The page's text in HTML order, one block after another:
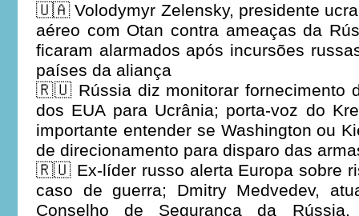
🇺🇦 Volodymyr Zelensky, presidente
aéreo com Otan contra ameaças da
ficaram alarmados após incursões
países da aliança
🇷🇺 Rússia diz monitorar fornecimento
dos EUA para Ucrânia; porta-voz do
importante entender se Washington ou
de direcionamento para disparo das
🇷🇺 Ex-líder russo alerta Europa sobre
caso de guerra; Dmitry Medvedev,
Conselho de Segurança da